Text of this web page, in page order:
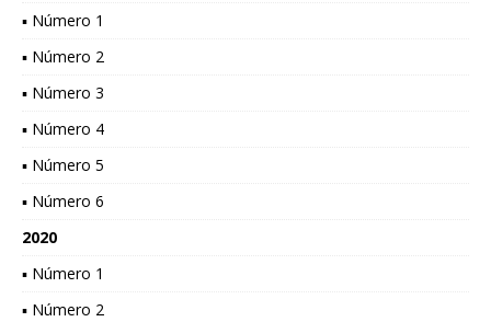
▪ Número 1
▪ Número 2
▪ Número 3
▪ Número 4
▪ Número 5
▪ Número 6
2020
▪ Número 1
▪ Número 2